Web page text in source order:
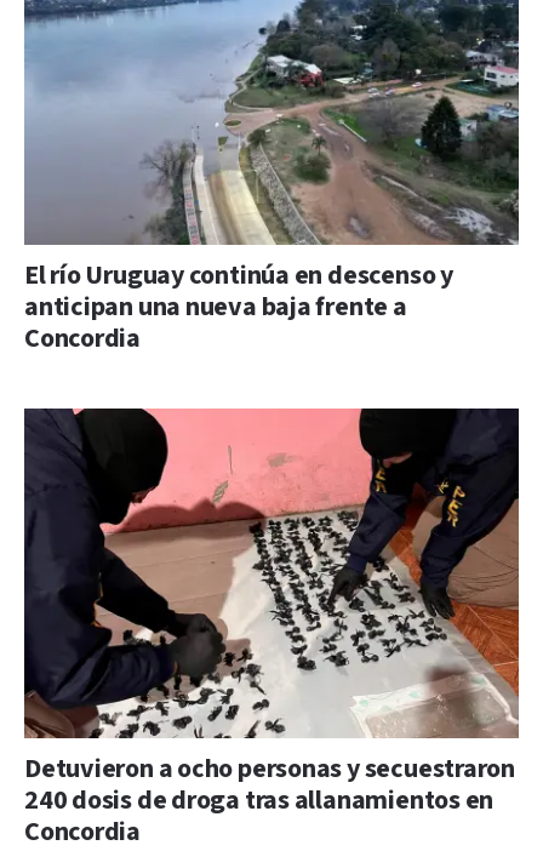
El río Uruguay continúa en descenso y
anticipan una nueva baja frente a
Concordia
Detuvieron a ocho personas y secuestraron
240 dosis de droga tras allanamientos en
Concordia